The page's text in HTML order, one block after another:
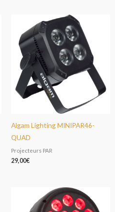
Algam Lighting MINIPAR46-
QUAD
Projecteurs PAR
29,00€